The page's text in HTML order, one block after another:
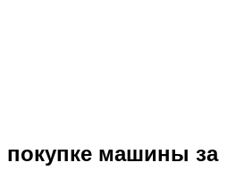
покупке машины за